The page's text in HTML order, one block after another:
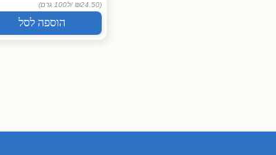
(₪24.50 / ל100 גרם)
הוספה לסל